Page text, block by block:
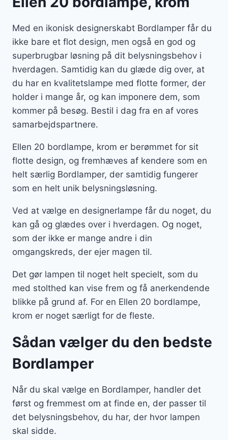
Med en ikonisk designerskabt Bordlamper får du
ikke bare et flot design, men også en god og
superbrugbar løsning på dit belysningsbehov i
hverdagen. Samtidig kan du glæde dig over, at
du har en kvalitetslampe med flotte former, der
holder i mange år, og kan imponere dem, som
kommer på besøg. Bestil i dag fra en af vores
samarbejdspartnere.
Ellen 20 bordlampe, krom er berømmet for sit
flotte design, og fremhæves af kendere som en
helt særlig Bordlamper, der samtidig fungerer
som en helt unik belysningsløsning.
Ved at vælge en designerlampe får du noget, du
kan gå og glædes over i hverdagen. Og noget,
som der ikke er mange andre i din
omgangskreds, der ejer magen til.
Det gør lampen til noget helt specielt, som du
med stolthed kan vise frem og få anerkendende
blikke på grund af. For en Ellen 20 bordlampe,
krom er noget særligt for de fleste.
Sådan vælger du den bedste
Bordlamper
Når du skal vælge en Bordlamper, handler det
først og fremmest om at finde en, der passer til
det belysningsbehov, du har, der hvor lampen
skal sidde.